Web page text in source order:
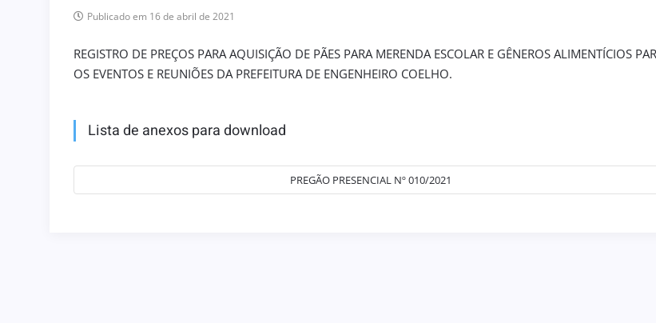
Publicado em 16 de abril de 2021
REGISTRO DE PREÇOS PARA AQUISIÇÃO DE PÃES PARA MERENDA ESCOLAR E GÊNEROS ALIMENTÍCIOS
OS EVENTOS E REUNIÕES DA PREFEITURA DE ENGENHEIRO COELHO.
Lista de anexos para download
PREGÃO PRESENCIAL Nº 010/2021